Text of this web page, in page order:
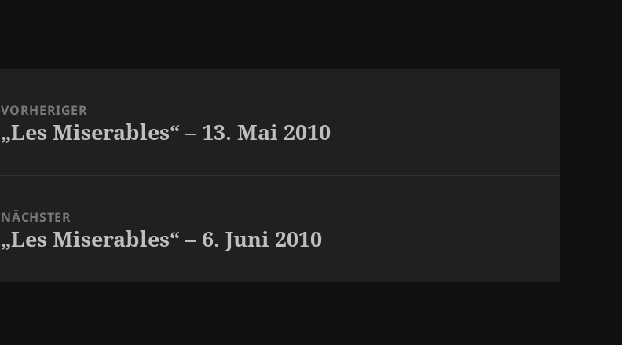
VORHERIGER
Vorheriger
„Les Miserables“ – 13. Mai 2010
NÄCHSTER
Nächster
„Les Miserables“ – 6. Juni 2010